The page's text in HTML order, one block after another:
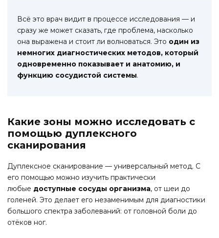
Всё это врач видит в процессе исследования — и
сразу же может сказать, где проблема, насколько
она выражена и стоит ли волноваться. Это один из
немногих диагностических методов, который
одновременно показывает и анатомию, и
функцию сосудистой системы.
Какие зоны можно исследовать с
помощью дуплексного
сканирования
Дуплексное сканирование — универсальный метод. С
его помощью можно изучить практически
любые доступные сосуды организма, от шеи до
голеней. Это делает его незаменимым для диагностики
большого спектра заболеваний: от головной боли до
отёков ног.